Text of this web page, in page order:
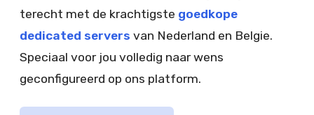
terecht met de krachtigste goedkope
dedicated servers van Nederland en Belgie.
Speciaal voor jou volledig naar wens
geconfigureerd op ons platform.